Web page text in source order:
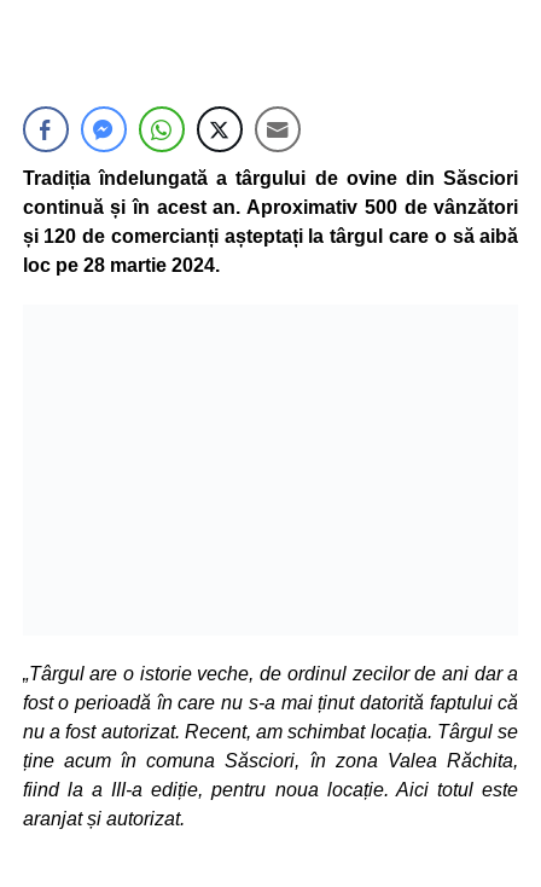
Tradiția îndelungată a târgului de ovine din Săsciori
continuă și în acest an. Aproximativ 500 de vânzători
și 120 de comercianți așteptați la târgul care o să aibă
loc pe 28 martie 2024.
„Târgul are o istorie veche, de ordinul zecilor de ani dar a
fost o perioadă în care nu s-a mai ținut datorită faptului că
nu a fost autorizat. Recent, am schimbat locația. Târgul se
ține acum în comuna Săsciori, în zona Valea Răchita,
fiind la a III-a ediție, pentru noua locație. Aici totul este
aranjat și autorizat.